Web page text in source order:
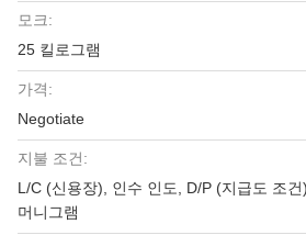
모크:
25 킬로그램
가격:
Negotiate
지불 조건:
L/C (신용장), 인수 인도, D/P (지급도 조
머니그램